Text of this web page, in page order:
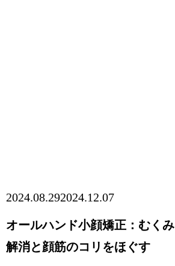
2024.08.292024.12.07
オールハンド小顔矯正：むくみ
解消と顔筋のコリをほぐす